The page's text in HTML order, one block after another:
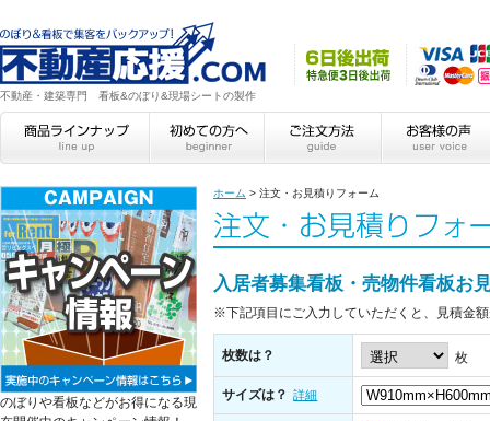
不動産・建築専門 看板&のぼり&現場シートの製作
ホーム > 注文・お見積りフォーム
入居者募集看板・売物件看板お
※下記項目にご入力していただくと、見積金
枚数は？ 枚
サイズは？ 詳細
のぼりや看板などがお得になる現